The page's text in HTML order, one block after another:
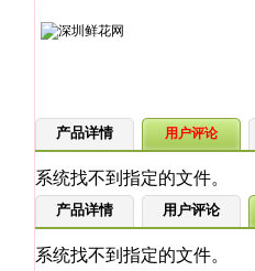
产品详情 用户评论
产品详情 用户评论